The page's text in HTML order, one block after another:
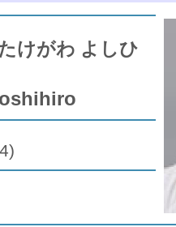
たけがわ よしひ